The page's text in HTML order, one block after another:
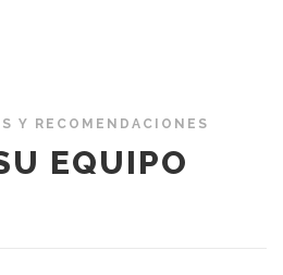
Y RECOMENDACIONES
EQUIPO